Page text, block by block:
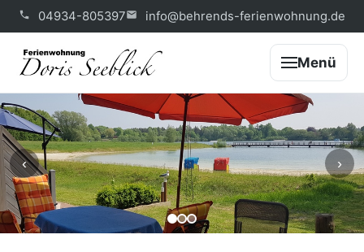
04934-805397 info@behrends-ferienwohnung.de
Menü
‹ ›